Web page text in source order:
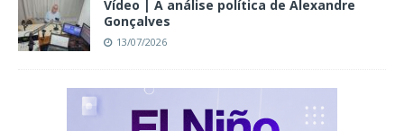
Vídeo | A análise política de Alexandre
Gonçalves
13/07/2026